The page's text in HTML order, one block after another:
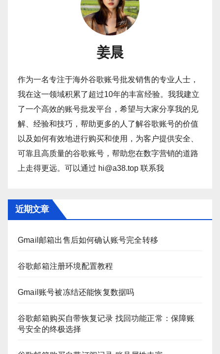
姜晨
作为一名专注于海外谷歌账号批发销售的专业人士，
我在这一领域积累了超过10年的丰富经验。我我建立
了一个高效的账号批发平台，希望与大家分享我的见
解、经验和技巧，帮助更多的人了解谷歌账号的价值
以及如何有效地进行购买和使用，为客户提供安全、
可靠且高质量的谷歌账号，帮助您在数字营销的道路
上走得更远。可以通过 hi@a38.top 联系我
近期文章
Gmail邮箱出售后如何确认账号完全转移
谷歌邮箱注册环境配置教程
Gmail账号被冻结还能恢复数据吗
谷歌邮箱购买自带恢复记录 找回功能正常：保障账
号安全的终极选择